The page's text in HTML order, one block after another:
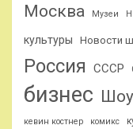
Москва Музеи
культуры Новости
Россия СССР
бизнес
кевин костнер комикс